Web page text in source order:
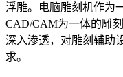
浮雕。电脑雕刻机作为
CAD/CAM为一体的雕
深入渗透，对雕刻辅助
求。